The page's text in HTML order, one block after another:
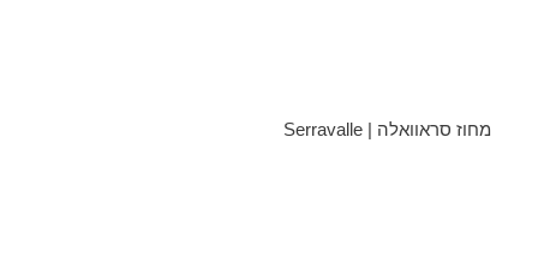
מחוז סראוואלה | Serravalle